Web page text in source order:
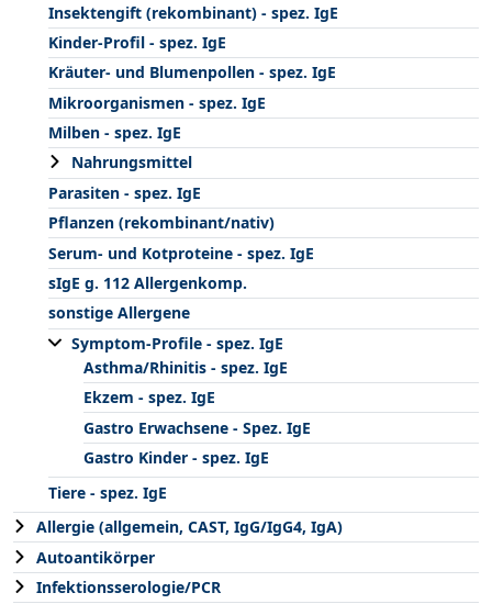
Insektengift (rekombinant) - spez. IgE
Kinder-Profil - spez. IgE
Kräuter- und Blumenpollen - spez. IgE
Mikroorganismen - spez. IgE
Milben - spez. IgE
Nahrungsmittel
Parasiten - spez. IgE
Pflanzen (rekombinant/nativ)
Serum- und Kotproteine - spez. IgE
sIgE g. 112 Allergenkomp.
sonstige Allergene
Symptom-Profile - spez. IgE
Asthma/Rhinitis - spez. IgE
Ekzem - spez. IgE
Gastro Erwachsene - Spez. IgE
Gastro Kinder - spez. IgE
Tiere - spez. IgE
Allergie (allgemein, CAST, IgG/IgG4, IgA)
Autoantikörper
Infektionsserologie/PCR